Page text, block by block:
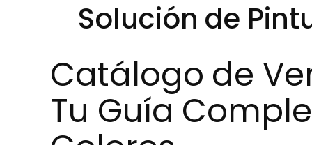
Solución de
Catálogo de
Tu Guía